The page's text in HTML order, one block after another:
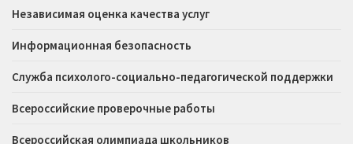
Независимая оценка качества услуг
Информационная безопасность
Служба психолого-социально-педагогической поддержки
Всероссийские проверочные работы
Всероссийская олимпиада школьников